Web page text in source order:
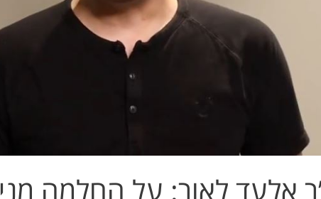
אלעד לאור: על החלמה